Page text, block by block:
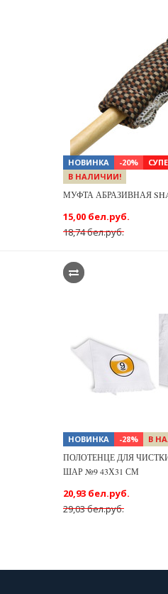
НОВИНКА -20%
В НАЛИЧИИ!
МУФТА АБРАЗИВНАЯ
18,74 бел.руб.
15,00 бел.руб.
НОВИНКА -28% В
ПОЛОТЕНЦЕ ДЛЯ
ШАР №9 43Х31 СМ
29,03 бел.руб.
20,93 бел.руб.